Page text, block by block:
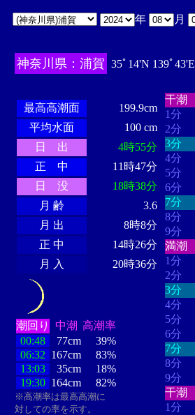
年 月
神奈川県：浦賀 35ﾟ14'N 139ﾟ43'E
最高高潮面
199.9cm
平均水面
100 cm
日 出
4時55分
正 中
11時47分
日 没
18時38分
月 齢
3.6
月 出
8時8分
正 中
14時26分
月 入
20時36分
潮回り 中潮 高潮率
00:48
77cm
39%
06:32 167cm
83%
13:03
35cm
18%
19:30 164cm 82%
※高潮率は最高高潮に
対しての率を示す。
干潮
1分
2分
3分
4分
5分
6分
7分
8分
9分
満潮
1分
2分
3分
4分
5分
6分
7分
8分
9分
干潮
1分